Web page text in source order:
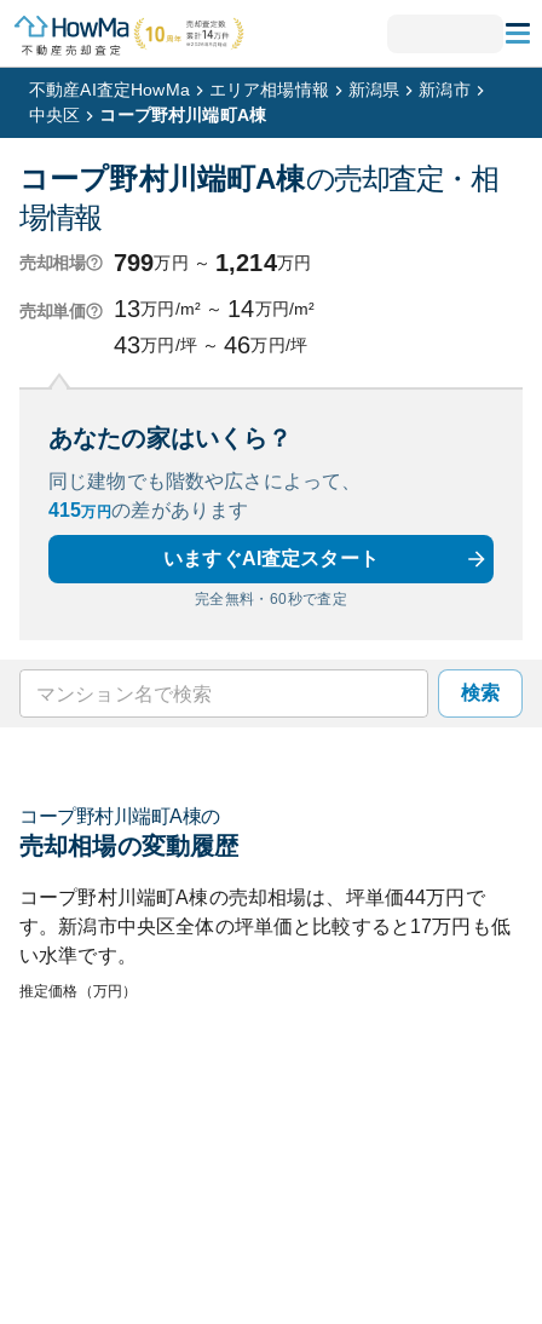
不動産AI査定HowMa エリア相場情報 新潟県
新潟市
中央区
コープ野村川端町A棟
コープ野村川端町A棟の売却査定・相
場情報
売却相場 799万円 ～ 1,214万円
売却単価 13万円/m² ～ 14万円/m²
43万円/坪 ～ 46万円/坪
あなたの家はいくら？
同じ建物でも階数や広さによって、
415万円の差があります
いますぐAI査定スタート
完全無料・60秒で査定
検索
コープ野村川端町A棟の
売却相場の変動履歴
コープ野村川端町A棟の売却相場は、坪単価44万円で
す。 新潟市中央区全体の坪単価と比較すると 17万円も低
い水準です。
推定価格（万円）